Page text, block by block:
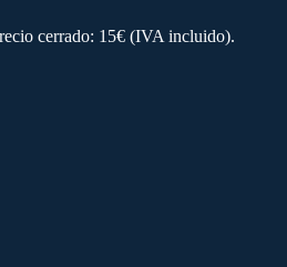
cerrado: 15€ (IVA incluido).